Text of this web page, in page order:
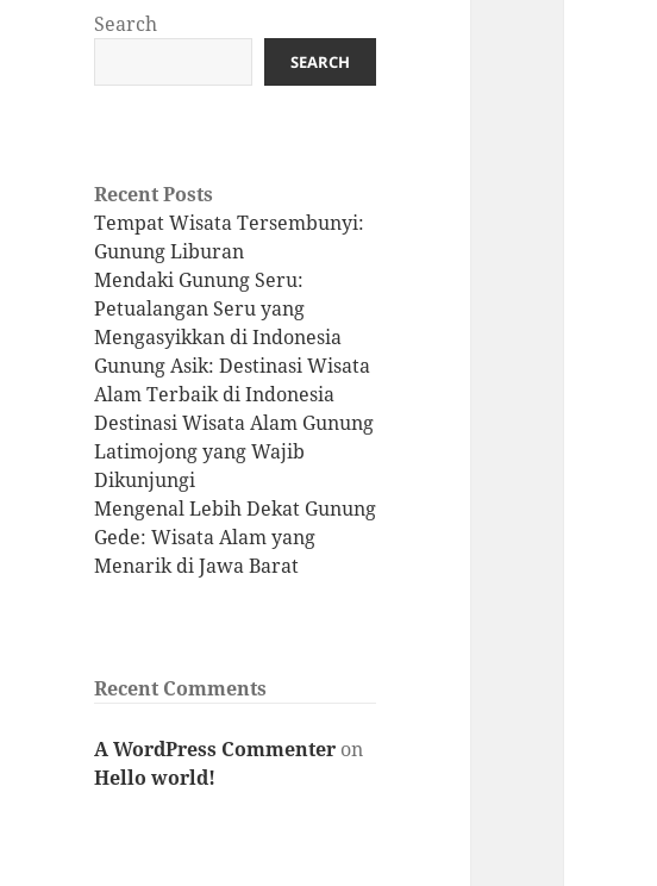
Search
SEARCH
Recent Posts
Tempat Wisata Tersembunyi:
Gunung Liburan
Mendaki Gunung Seru:
Petualangan Seru yang
Mengasyikkan di Indonesia
Gunung Asik: Destinasi Wisata
Alam Terbaik di Indonesia
Destinasi Wisata Alam Gunung
Latimojong yang Wajib
Dikunjungi
Mengenal Lebih Dekat Gunung
Gede: Wisata Alam yang
Menarik di Jawa Barat
Recent Comments
A WordPress Commenter on
Hello world!